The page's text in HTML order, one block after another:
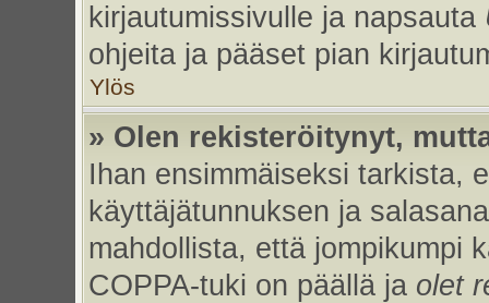
kirjautumissivulle ja napsauta
ohjeita ja pääset pian
Ylös
» Olen rekisteröitynyt,
Ihan ensimmäiseksi tarkista,
käyttäjätunnuksen ja
mahdollista, että jompikumpi
COPPA-tuki on päällä ja olet